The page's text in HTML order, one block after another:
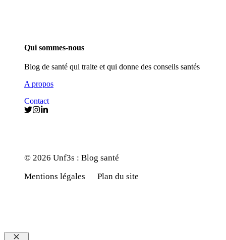
Qui sommes-nous
Blog de santé qui traite et qui donne des conseils santés
A propos
Contact
© 2026 Unf3s : Blog santé
Mentions légales
Plan du site